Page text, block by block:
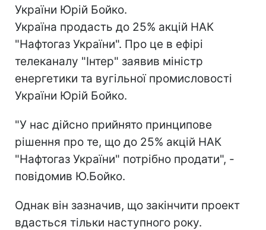
України Юрій Бойко.
Україна продасть до 25% акцій НАК
"Нафтогаз України". Про це в ефірі
телеканалу "Інтер" заявив міністр
енергетики та вугільної промисловості
України Юрій Бойко.
"У нас дійсно прийнято принципове
рішення про те, що до 25% акцій НАК
"Нафтогаз України" потрібно продати", -
повідомив Ю.Бойко.
Однак він зазначив, що закінчити проект
вдасться тільки наступного року.